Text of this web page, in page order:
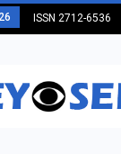
ISSN 2712-6536